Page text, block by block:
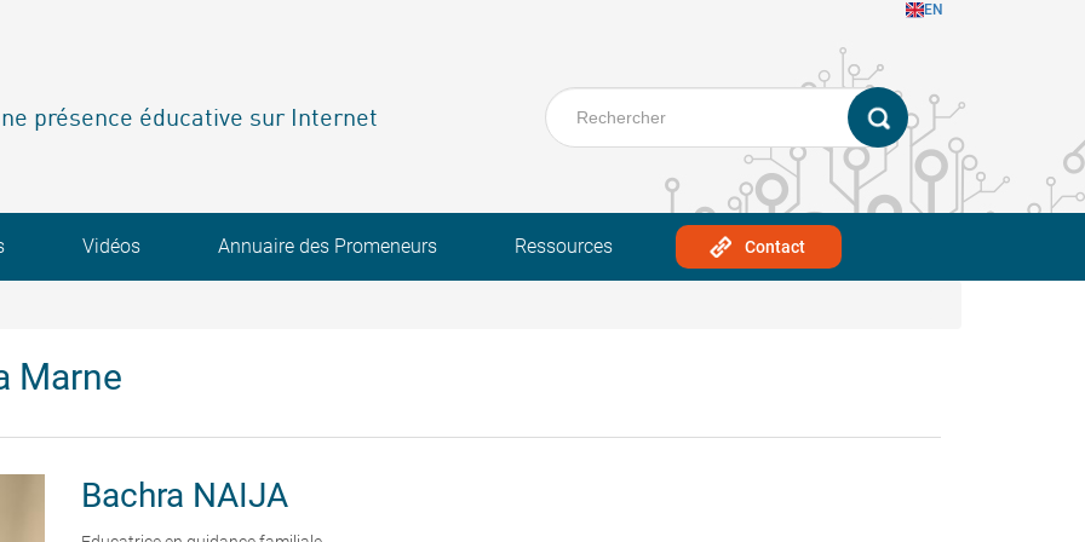
EN
présence éducative sur Internet
Vidéos Annuaire des Promeneurs Ressources Contact
Marne
Bachra NAIJA